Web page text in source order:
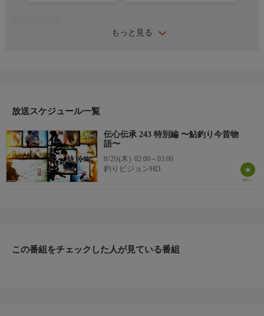
もっと見る
て、過去の映像を交えながら喋り尽くす！
放送スケジュール一覧
伝心伝承 243 特別編 〜鮎釣り今昔物
語〜
8/20(木) 02:00～03:00
釣りビジョンHD
この番組をチェックした人が見ている番組